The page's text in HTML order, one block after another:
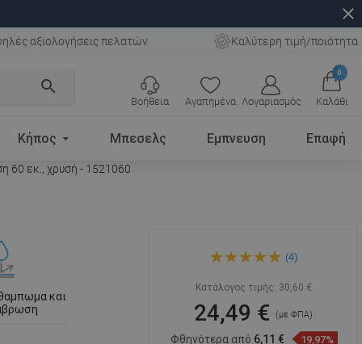
close
αξιολογήσεις πελατών Καλύτερη τιμή/ποιότητα
search
Αγαπημένα Λογαριασμός
0
Καλάθι
Βοήθεια
Κήπος Μπεσελς Εμπνευση Επαφή
60 εκ., χρυσή - 1521060
και
για γραμμική αποχέτευση 60
(4)
Κατάλογος τιμής: 30,60 €
24,49 €(με ΦΠΑ)
Φθηνότερα από 6,11 € 19,97%